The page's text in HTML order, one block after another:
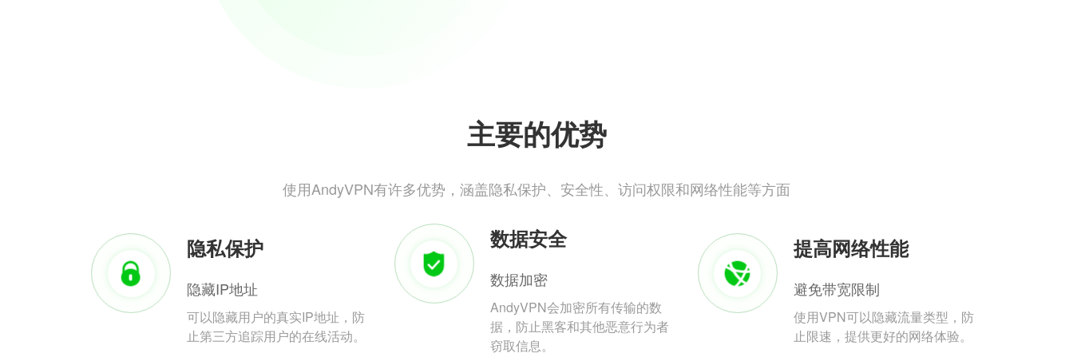
主要的优势
使用AndyVPN有许多优势，涵盖隐私保护、安全性、访问权限和网络性能等方面
隐私保护
隐藏IP地址
可以隐藏用户的真实IP地址，防
止第三方追踪用户的在线活动。
数据安全
数据加密
AndyVPN会加密所有传输的数
据，防止黑客和其他恶意行为者
窃取信息。
提高网络性能
避免带宽限制
使用VPN可以隐藏流量类型，防
止限速，提供更好的网络体验。